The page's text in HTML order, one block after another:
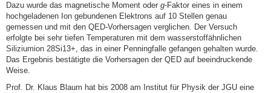
Dazu wurde das magnetische Moment oder g-Faktor eines in einem
hochgeladenen Ion gebundenen Elektrons auf 10 Stellen genau
gemessen und mit den QED-Vorhersagen verglichen. Der Versuch
erfolgte bei sehr tiefen Temperaturen mit dem wasserstoffähnlichen
Siliziumion 28Si13+, das in einer Penningfalle gefangen gehalten wurde.
Das Ergebnis bestätigte die Vorhersagen der QED auf beeindruckende
Weise.
Prof. Dr. Klaus Blaum hat bis 2008 am Institut für Physik der JGU eine